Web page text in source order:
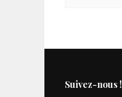
Suivez-nous !